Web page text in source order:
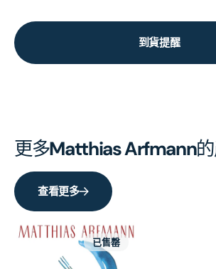
到貨提醒
更多Matthias Arfmann
查看更多
已售罄